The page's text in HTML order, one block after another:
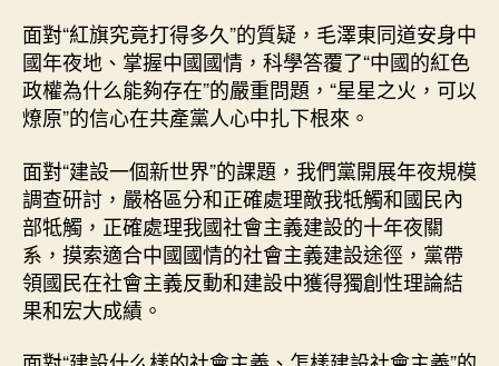
面對“紅旗究竟打得多久”的質疑，毛澤東同道安身中
國年夜地、掌握中國國情，科學答覆了“中國的紅色
政權為什么能夠存在”的嚴重問題，“星星之火，可以
燎原”的信心在共產黨人心中扎下根來。
面對“建設一個新世界”的課題，我們黨開展年夜規模
調查研討，嚴格區分和正確處理敵我牴觸和國民內
部牴觸，正確處理我國社會主義建設的十年夜關
系，摸索適合中國國情的社會主義建設途徑，黨帶
領國民在社會主義反動和建設中獲得獨創性理論結
果和宏大成績。